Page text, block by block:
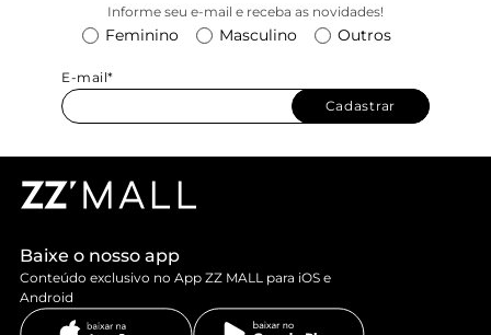
Informe seu e-mail e receba as novidades!
Feminino Masculino Outros
E-mail*
Cadastrar
Baixe o nosso app
Conteúdo exclusivo no App ZZ MALL para iOS e
Android